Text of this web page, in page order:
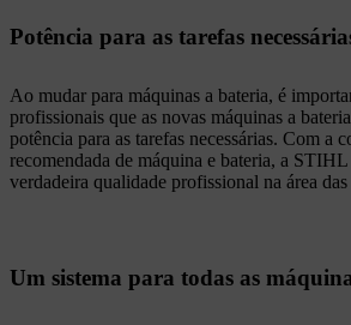
Potência para as tarefas
Ao mudar para máquinas a bateria, é
profissionais que as novas máquinas a
potência para as tarefas necessárias. Com a
recomendada de máquina e bateria, a
verdadeira qualidade profissional na área das
Um sistema para todas as